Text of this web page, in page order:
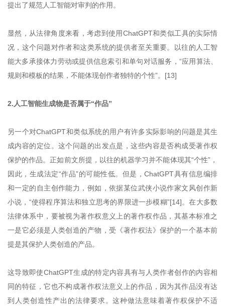
提出了规范人工智能对审判的作用。
显然，从法律角度来看，考虑到使用ChatGPT和类似工具的实际情
况，这个问题对作者和这类系统的提供者至关重要。以往的人工智
能大多承接体力劳动或提供信息索引和单句对话服务，“应用算法、
规则和模板的结果，不能体现创作者独特的个性”。[13]
2.人工智能生成物是否属于“作品”
另一个对ChatGPT和类似系统的用户有许多实际影响的问题是其生
成内容的定位。这个问题的出发点是，这些内容是否构成受著作权
保护的作品。正如前文所提，以往的机器学习并不能体现其“个性”，
因此，生成法定“作品”的可能性低。但是，ChatGPT具有信息编排
和一定的自主创作能力，例如，依据某位武侠小说作家文风创作新
小说，“使得程序算法和独立思考的界限进一步模糊”[14]。在大多数
法律体系中，要被视为著作权意义上的著作权作品，其基本标准之
一是它必须是人类创造的产物，受《著作权法》保护的一个基本前
提是其保护人类创造的产品。
这导致即使ChatGPT生成的特定内容具有与人类作者创作的内容相
同的特征，它也不构成著作权法意义上的作品，因为其作品没有达
到人类创造性产出的法律要求。这种做法意味着著作权保护不适